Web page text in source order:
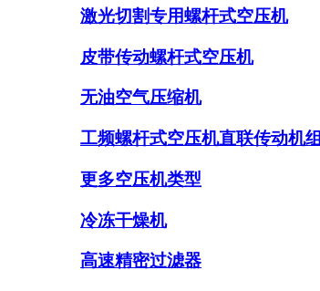
激光切割专用螺杆式空压机
皮带传动螺杆式空压机
无油空气压缩机
工频螺杆式空压机直联传动机组
更多空压机类型
冷冻干燥机
高速精密过滤器